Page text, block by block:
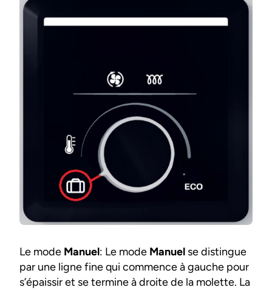
Le mode Manuel: Le mode Manuel se distingue
par une ligne fine qui commence à gauche pour
s’épaissir et se termine à droite de la molette. La